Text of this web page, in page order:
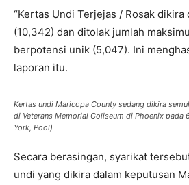
“Kertas Undi Terjejas / Rosak
(10,342) dan ditolak jumlah
berpotensi unik (5,047). Ini
laporan itu.
Kertas undi Maricopa County sedang dikira
di Veterans Memorial Coliseum di Phoenix pada
York, Pool)
Secara berasingan, syarikat
undi yang dikira dalam keputusan